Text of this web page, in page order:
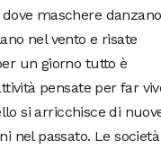
maschere
nel vento e risate
un giorno tutto è
pensate per far
si arricchisce di
nel passato. Le società